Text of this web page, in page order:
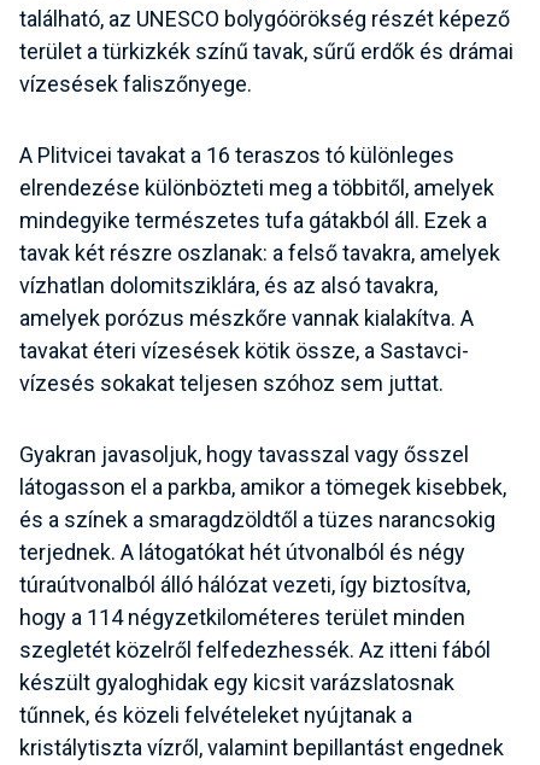
található, az UNESCO bolygóörökség részét képező
terület a türkizkék színű tavak, sűrű erdők és drámai
vízesések faliszőnyege.
A Plitvicei tavakat a 16 teraszos tó különleges
elrendezése különbözteti meg a többitől, amelyek
mindegyike természetes tufa gátakból áll. Ezek a
tavak két részre oszlanak: a felső tavakra, amelyek
vízhatlan dolomitsziklára, és az alsó tavakra,
amelyek porózus mészkőre vannak kialakítva. A
tavakat éteri vízesések kötik össze, a Sastavci-
vízesés sokakat teljesen szóhoz sem juttat.
Gyakran javasoljuk, hogy tavasszal vagy ősszel
látogasson el a parkba, amikor a tömegek kisebbek,
és a színek a smaragdzöldtől a tüzes narancsokig
terjednek. A látogatókat hét útvonalból és négy
túraútvonalból álló hálózat vezeti, így biztosítva,
hogy a 114 négyzetkilométeres terület minden
szegletét közelről felfedezhessék. Az itteni fából
készült gyaloghidak egy kicsit varázslatosnak
tűnnek, és közeli felvételeket nyújtanak a
kristálytiszta vízről, valamint bepillantást engednek